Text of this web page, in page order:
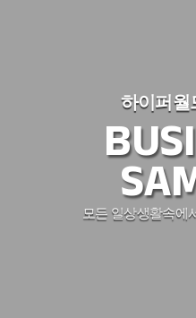
하이퍼월
모든 일상생활속에